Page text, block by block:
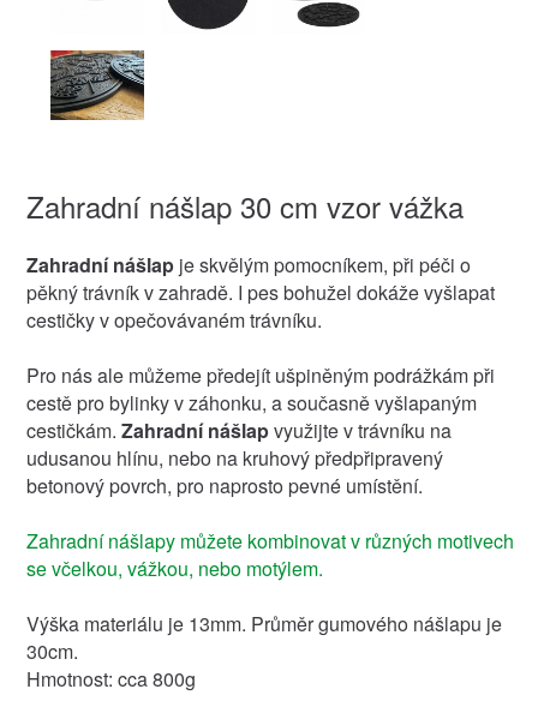
Zahradní nášlap 30 cm vzor vážka
Zahradní nášlapje skvělým pomocníkem, při péči o
pěkný trávník v zahradě. I pes bohužel dokáže vyšlapat
cestičky v opečovávaném trávníku.
Pro nás ale můžeme předejít ušpiněným podrážkám při
cestě pro bylinky v záhonku, a současně vyšlapaným
cestičkám. Zahradní nášlapvyužijte v trávníku na
udusanou hlínu, nebo na kruhový předpřipravený
betonový povrch, pro naprosto pevné umístění.
Zahradní nášlapy můžete kombinovat v různých motivech
se včelkou, vážkou, nebo motýlem.
Výška materiálu je 13mm. Průměr gumového nášlapu je
30cm.
Hmotnost: cca 800g